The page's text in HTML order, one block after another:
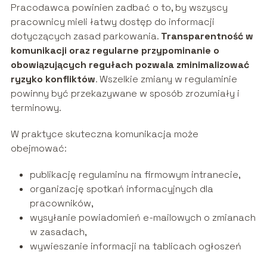
Pracodawca powinien zadbać o to, by wszyscy
pracownicy mieli łatwy dostęp do informacji
dotyczących zasad parkowania. Transparentność w
komunikacji oraz regularne przypominanie o
obowiązujących regułach pozwala zminimalizować
ryzyko konfliktów. Wszelkie zmiany w regulaminie
powinny być przekazywane w sposób zrozumiały i
terminowy.
W praktyce skuteczna komunikacja może
obejmować:
publikację regulaminu na firmowym intranecie,
organizację spotkań informacyjnych dla
pracowników,
wysyłanie powiadomień e-mailowych o zmianach
w zasadach,
wywieszanie informacji na tablicach ogłoszeń